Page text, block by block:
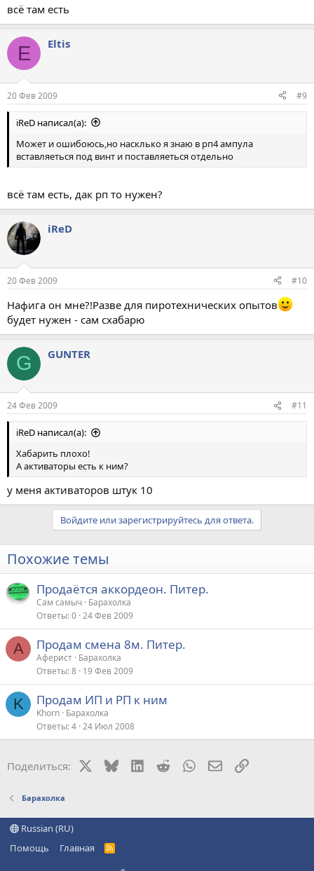
всё там есть
E Eltis
20 Фев 2009 #9
iReD написал(а):
Может и ошибоюсь,но насклько я знаю в рп4 ампула
вставляеться под винт и поставляеться отдельно
всё там есть, дак рп то нужен?
iReD
20 Фев 2009 #10
Нафига он мне?!Разве для пиротехнических опытов
будет нужен - сам схабарю
G GUNTER
24 Фев 2009 #11
iReD написал(а):
Хабарить плохо!
А активаторы есть к ним?
у меня активаторов штук 10
Войдите или зарегистрируйтесь для ответа.
Похожие темы
Продаётся аккордеон. Питер.
Сам самыч Барахолка
Ответы 0 24 Фев 2009
А Продам смена 8м. Питер.
Аферист Барахолка
Ответы 8 19 Фев 2009
K Продам ИП и РП к ним
Khorn Барахолка
Ответы 4 24 Июл 2008
Поделиться: BlueskyLinkedIn
RedditWhatsAppЭлектронная
Ссылка
Барахолка
Russian (RU)
Помощь
Главная
R